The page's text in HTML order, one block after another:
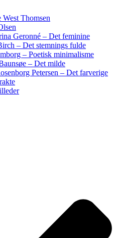
Thomsen
Geronné – Det feminine
– Det stemnings fulde
– Poetisk minimalisme
– Det milde
Petersen – Det farverige